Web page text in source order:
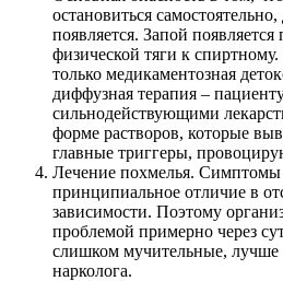
остановиться
появляется. Запой
физической тяги к
только медикаментозная
диффузная терапия –
сильнодействующими
форме растворов, которые
главные триггеры,
Лечение похмелья. Симптомы
принципиальное отличие в
зависимости. Поэтому
проблемой примерно через
слишком мучительные, лучше
нарколога.